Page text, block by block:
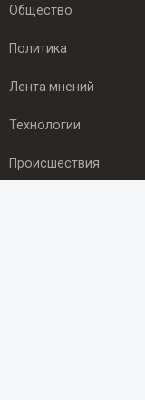
Общество
Политика
Лента мнений
Технологии
Происшествия